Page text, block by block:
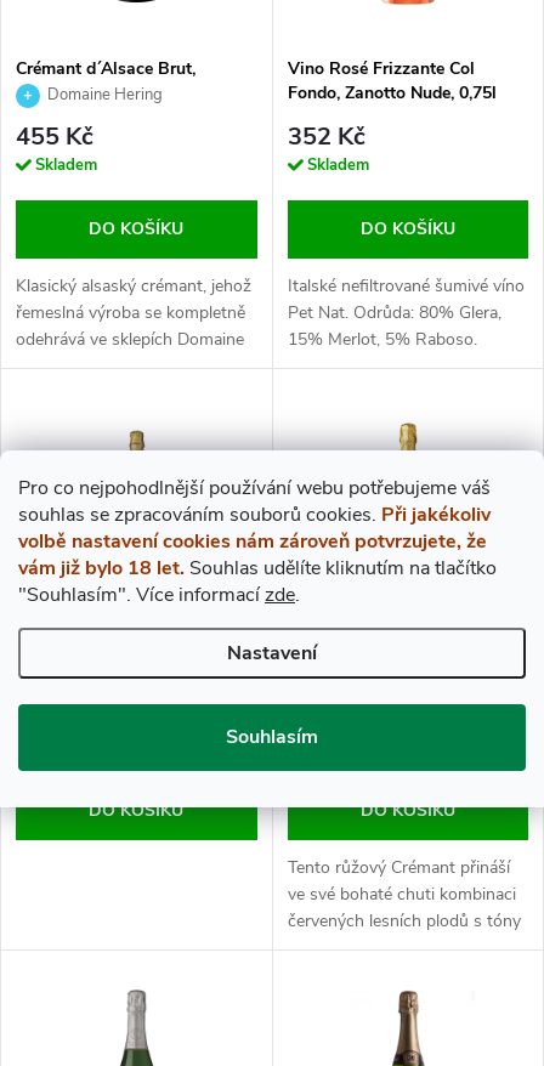
Pro co nejpohodlnější používání webu potřebujeme váš
souhlas se zpracováním souborů cookies. Při jakékoliv
volbě nastavení cookies nám zároveň potvrzujete, že
vám již bylo 18 let. Souhlas udělíte kliknutím na tlačítko
"Souhlasím". Více informacízde.
Nastavení
Souhlasím
Crémant d´Alsace Brut,
Domaine Hering, 0,75 l
Domaine Hering
455 Kč
Skladem
DO KOŠÍKU
Klasický alsaský crémant, jehož
řemeslná výroba se kompletně
odehrává ve sklepích Domaine
Hering.
Vino Rosé Frizzante Col
Fondo, Zanotto Nude, 0,75l
352 Kč
Skladem
DO KOŠÍKU
Italské nefiltrované šumivé víno
Pet Nat. Odrůda: 80% Glera,
15% Merlot, 5% Raboso.
Crémant de Bourgogne Blanc
de Brut de Chastenay
Nuiton Beaunoy
395 Kč
DO KOŠÍKU
Crémant de Bourgogne rosé
Brut de Chastenay
Nuiton Beaunoy
430 Kč
Skladem
DO KOŠÍKU
Tento růžový Crémant přináší
ve své bohaté chuti kombinaci
červených lesních plodů s tóny
broskve a máslových sušenek.